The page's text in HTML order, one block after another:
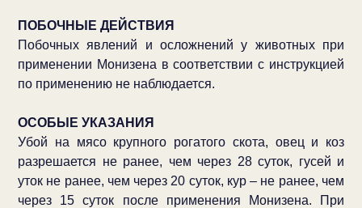
ПОБОЧНЫЕ ДЕЙСТВИЯ
Побочных явлений и осложнений у животных при
применении Монизена в соответствии с инструкцией
по применению не наблюдается.
ОСОБЫЕ УКАЗАНИЯ
Убой на мясо крупного рогатого скота, овец и коз
разрешается не ранее, чем через 28 суток, гусей и
уток не ранее, чем через 20 суток, кур – не ранее, чем
через 15 суток после применения Монизена. При